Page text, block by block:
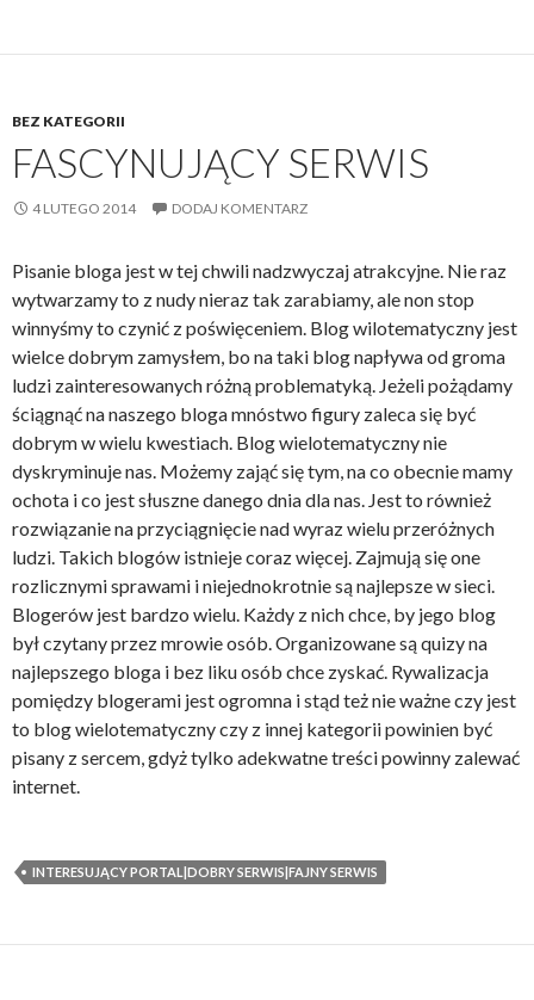
BEZ KATEGORII
FASCYNUJĄCY SERWIS
4 LUTEGO 2014 DODAJ KOMENTARZ
Pisanie bloga jest w tej chwili nadzwyczaj atrakcyjne. Nie raz
wytwarzamy to z nudy nieraz tak zarabiamy, ale non stop
winnyśmy to czynić z poświęceniem. Blog wilotematyczny jest
wielce dobrym zamysłem, bo na taki blog napływa od groma
ludzi zainteresowanych różną problematyką. Jeżeli pożądamy
ściągnąć na naszego bloga mnóstwo figury zaleca się być
dobrym w wielu kwestiach. Blog wielotematyczny nie
dyskryminuje nas. Możemy zająć się tym, na co obecnie mamy
ochota i co jest słuszne danego dnia dla nas. Jest to również
rozwiązanie na przyciągnięcie nad wyraz wielu przeróżnych
ludzi. Takich blogów istnieje coraz więcej. Zajmują się one
rozlicznymi sprawami i niejednokrotnie są najlepsze w sieci.
Blogerów jest bardzo wielu. Każdy z nich chce, by jego blog
był czytany przez mrowie osób. Organizowane są quizy na
najlepszego bloga i bez liku osób chce zyskać. Rywalizacja
pomiędzy blogerami jest ogromna i stąd też nie ważne czy jest
to blog wielotematyczny czy z innej kategorii powinien być
pisany z sercem, gdyż tylko adekwatne treści powinny zalewać
internet.
INTERESUJĄCY PORTAL|DOBRY SERWIS|FAJNY SERWIS